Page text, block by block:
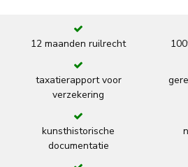
12 maanden ruilrecht
taxatierapport voor
verzekering
kunsthistorische
documentatie